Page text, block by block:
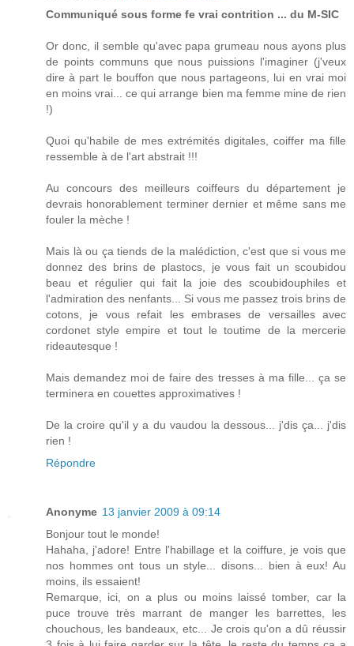
Communiqué sous forme fe vrai contrition ... du M-SIC
Or donc, il semble qu'avec papa grumeau nous ayons plus
de points communs que nous puissions l'imaginer (j'veux
dire à part le bouffon que nous partageons, lui en vrai moi
en moins vrai... ce qui arrange bien ma femme mine de rien
!)
Quoi qu'habile de mes extrémités digitales, coiffer ma fille
ressemble à de l'art abstrait !!!
Au concours des meilleurs coiffeurs du département je
devrais honorablement terminer dernier et même sans me
fouler la mèche !
Mais là ou ça tiends de la malédiction, c'est que si vous me
donnez des brins de plastocs, je vous fait un scoubidou
beau et régulier qui fait la joie des scoubidouphiles et
l'admiration des nenfants... Si vous me passez trois brins de
cotons, je vous refait les embrases de versailles avec
cordonet style empire et tout le toutime de la mercerie
rideautesque !
Mais demandez moi de faire des tresses à ma fille... ça se
terminera en couettes approximatives !
De la croire qu'il y a du vaudou la dessous... j'dis ça... j'dis
rien !
Répondre
Anonyme 13 janvier 2009 à 09:14
Bonjour tout le monde!
Hahaha, j'adore! Entre l'habillage et la coiffure, je vois que
nos hommes ont tous un style... disons... bien à eux! Au
moins, ils essaient!
Remarque, ici, on a plus ou moins laissé tomber, car la
puce trouve très marrant de manger les barrettes, les
chouchous, les bandeaux, etc... Je crois qu'on a dû réussir